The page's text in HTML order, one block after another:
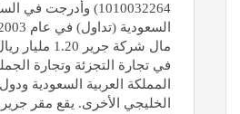
1010032264) وأدرجت في
مال شركة جرير
في تجارة التجزئة وتجارة
المملكة العربية السعودية
الخليجي الأخرى. يقع مقر